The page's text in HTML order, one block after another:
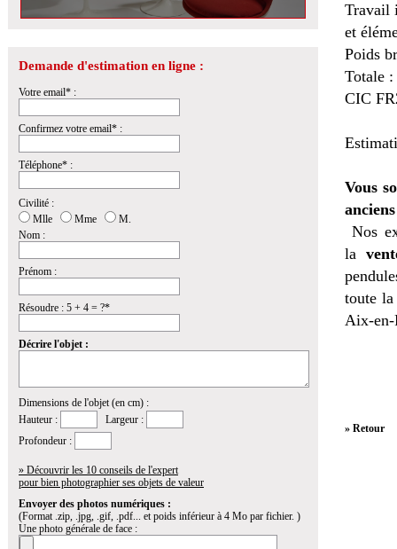
Demande d'estimation en ligne :
Votre email* :
Confirmez votre email* :
Téléphone* :
Civilité :
Mlle
Mme
M.
Nom :
Prénom :
Résoudre : 5 + 4 = ?*
Décrire l'objet :
Dimensions de l'objet (en cm) :
Hauteur :
Largeur :
Profondeur :
» Découvrir les 10 conseils de l'expert
pour bien photographier ses objets de valeur
Envoyer des photos numériques :
(Format .zip, .jpg, .gif, .pdf... et poids inférieur à 4 Mo par fichier. )
Une photo générale de face :
Travail
et
Poids
Totale
CIC
Vous
Nos
la
toute
Aix-en-
» Retour